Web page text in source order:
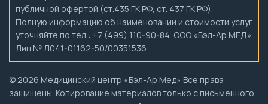
публичной офертой (ст.435 ГК РФ, ст. 437 ГК РФ).
Полную информацию об наименовании и стоимости услуг
уточняйте по тел.: +7 (499) 110-90-84. ООО «Бэл-Ар МЕД»
Лиц.№ Л041-01162-50/00351536
© 2026 Медицинский центр «Бэл-Ар Мед» Все права
защищены. Копирование материалов только с письменного